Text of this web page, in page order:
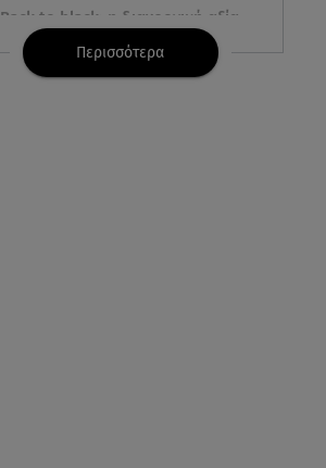
Back to black: η διαχρονική αξία
του μαύρου στην καλοκαιρινή
γκαρνταρόμπα
Περισσότερα